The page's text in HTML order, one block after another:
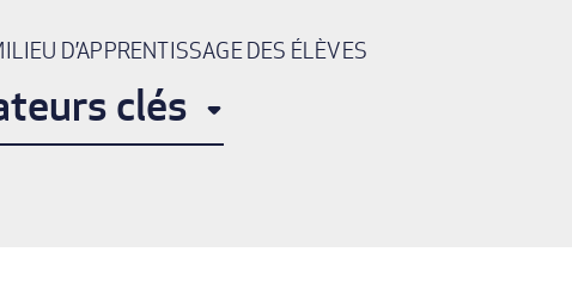
D’APPRENTISSAGE DES ÉLÈVES
clés